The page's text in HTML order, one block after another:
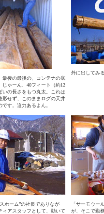
外に出してみ
最後の最後の、コンテナの底
じゃーん、40フィート（約12
いの長さをもつ丸太。これは
形せず、このままログの天井
す。迫力あるよん。
ホーム”の社長でありなが
ィアスタッフとして、動いて
「サーモウー
が、そこで勤